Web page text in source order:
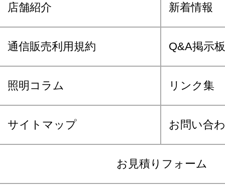
店舗紹介 新着情報
通信販売利用規約 Q&A掲示板
照明コラム リンク集
サイトマップ お問い合
お見積りフォーム